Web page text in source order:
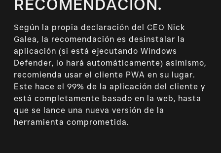
RECOMENDACIÓN.
Según la propia declaración del CEO Nick
Galea, la recomendación es desinstalar la
aplicación (si está ejecutando Windows
Defender, lo hará automáticamente) asimismo,
recomienda usar el cliente PWA en su lugar.
Este hace el 99% de la aplicación del cliente y
está completamente basado en la web, hasta
que se lance una nueva versión de la
herramienta comprometida.